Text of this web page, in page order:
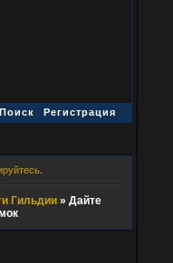
Поиск
Регистрация
Гильдии » Дайте